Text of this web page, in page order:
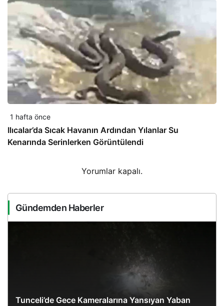
1 hafta önce
Ilıcalar’da Sıcak Havanın Ardından Yılanlar Su
Kenarında Serinlerken Görüntülendi
Yorumlar kapalı.
Gündemden Haberler
Tunceli’de Gece Kameralarına Yansıyan Yaban